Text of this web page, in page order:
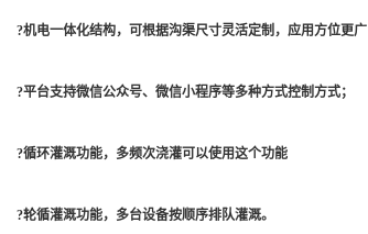
?机电一体化结构，可根据沟渠尺寸灵活定制，应用方位更广
?平台支持微信公众号、微信小程序等多种方式控制方式；
?循环灌溉功能，多频次浇灌可以使用这个功能
?轮循灌溉功能，多台设备按顺序排队灌溉。